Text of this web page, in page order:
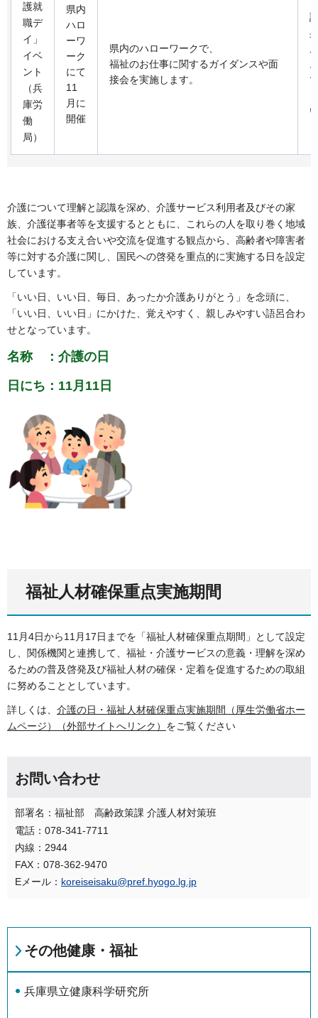
護就
職デ
イ」
イベ
ント
（兵
庫労
働
局）
県内
ハロ
ーワ
ーク
にて
11
月に
開催
県内のハローワークで、
福祉のお仕事に関するガイダンスや面
接会を実施します。
介護について理解と認識を深め、介護サービス利用者及びその家
族、介護従事者等を支援するとともに、これらの人を取り巻く地域
社会における支え合いや交流を促進する観点から、高齢者や障害者
等に対する介護に関し、国民への啓発を重点的に実施する日を設定
しています。
「いい日、いい日、毎日、あったか介護ありがとう」を念頭に、
「いい日、いい日」にかけた、覚えやすく、親しみやすい語呂合わ
せとなっています。
名称 ：介護の日
日にち：11月11日
福祉人材確保重点実施期間
11月4日から11月17日までを「福祉人材確保重点期間」として設定
し、関係機関と連携して、福祉・介護サービスの意義・理解を深め
るための普及啓発及び福祉人材の確保・定着を促進するための取組
に努めることとしています。
詳しくは、 介護の日・福祉人材確保重点実施期間（厚生労働省ホー
ムページ）（外部サイトへリンク） をご覧ください
お問い合わせ
部署名：福祉部 高齢政策課 介護人材対策班
電話：078-341-7711
内線：2944
FAX：078-362-9470
Eメール： koreiseisaku@pref.hyogo.lg.jp
その他健康・福祉
兵庫県立健康科学研究所